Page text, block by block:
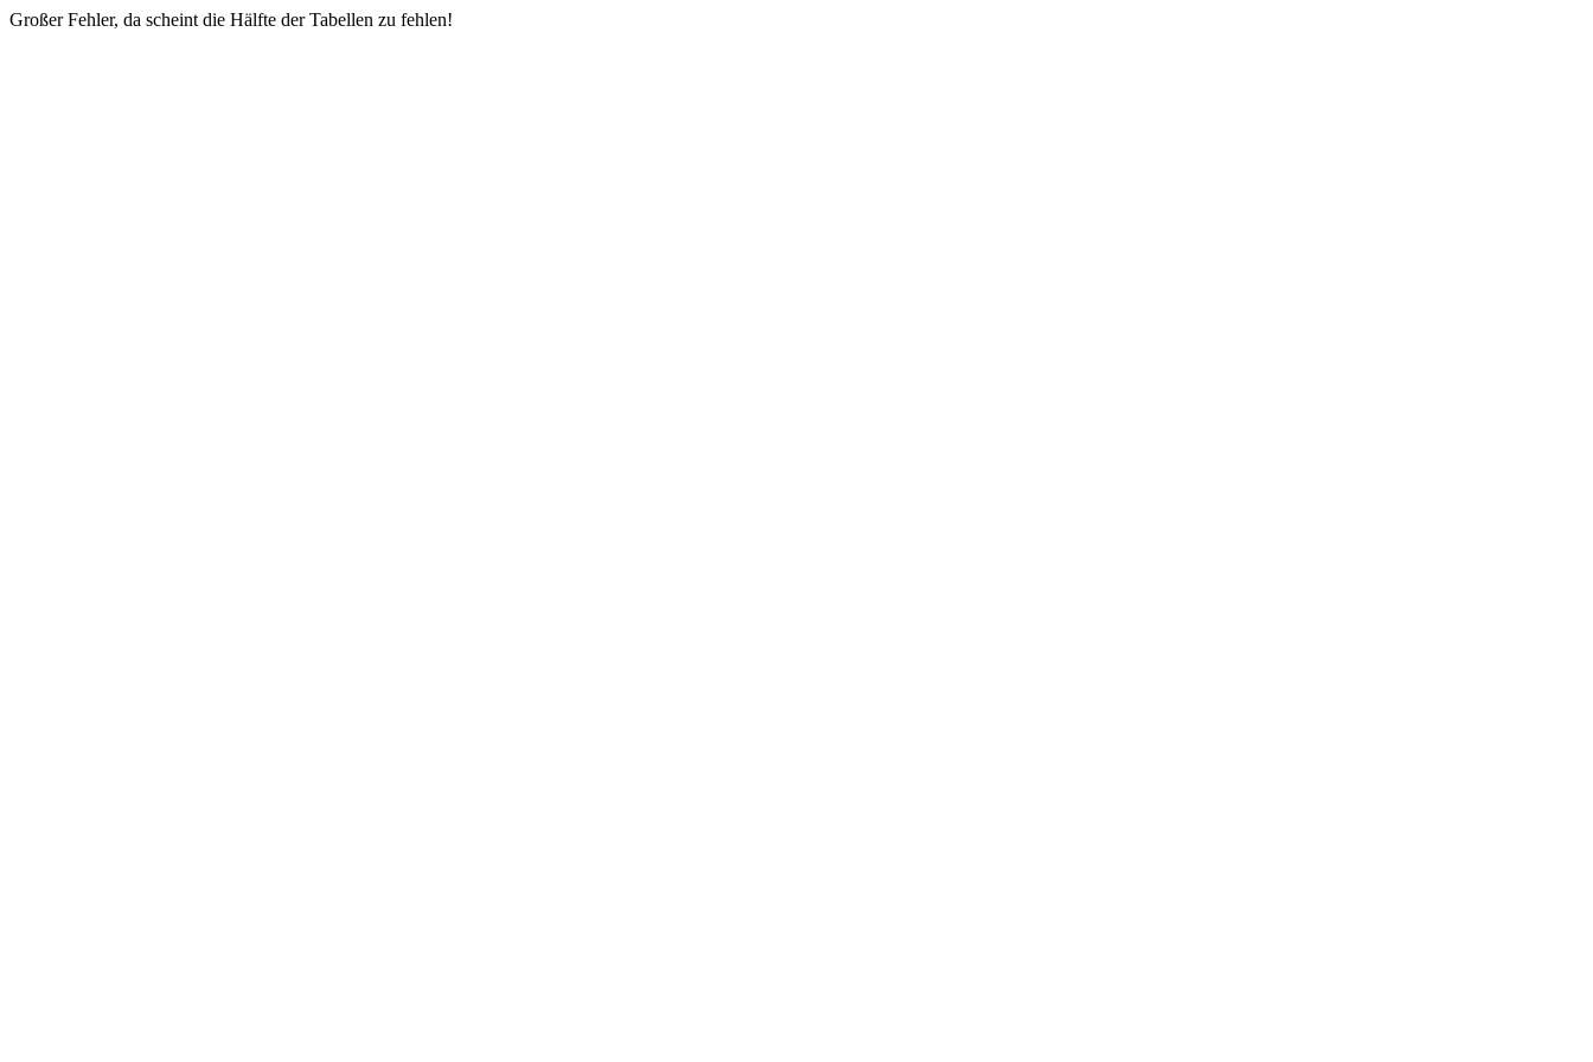
Großer Fehler, da scheint die Hälfte der Tabellen zu fehlen!